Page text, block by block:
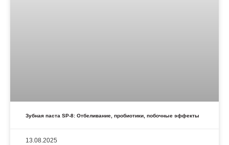
Зубная паста SP-8: Отбеливание, пробиотики, побочные эффекты
13.08.2025